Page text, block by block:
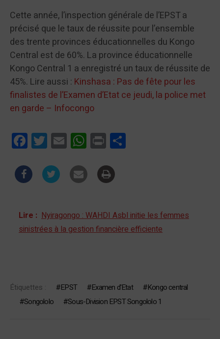
Cette année, l’inspection générale de l’EPST a
précisé que le taux de réussite pour l’ensemble
des trente provinces éducationnelles du Kongo
Central est de 60%. La province éducationnelle
Kongo Central 1 a enregistré un taux de réussite de
45%. Lire aussi : Kinshasa : Pas de fête pour les
finalistes de l’Examen d’Etat ce jeudi, la police met
en garde – Infocongo
FacebookTwitterEmail WhatsApp
Print
Lire : Nyiragongo : WAHDI Asbl initie les femmes
sinistrées à la gestion financière efficiente
Étiquettes : EPST Examen d'Etat
Kongo central
Songololo
Sous-Division EPST Songololo 1